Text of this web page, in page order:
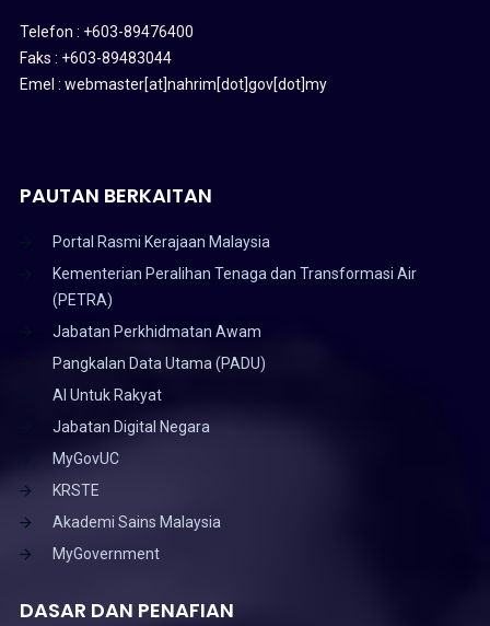
Telefon : +603-89476400
Faks : +603-89483044
Emel : webmaster[at]nahrim[dot]gov[dot]my
PAUTAN BERKAITAN
Portal Rasmi Kerajaan Malaysia
Kementerian Peralihan Tenaga dan Transformasi Air
(PETRA)
Jabatan Perkhidmatan Awam
Pangkalan Data Utama (PADU)
AI Untuk Rakyat
Jabatan Digital Negara
MyGovUC
KRSTE
Akademi Sains Malaysia
MyGovernment
DASAR DAN PENAFIAN